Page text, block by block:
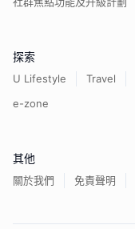
探索
U Lifestyle Travel
e-zone
其他
關於我們 免責聲明